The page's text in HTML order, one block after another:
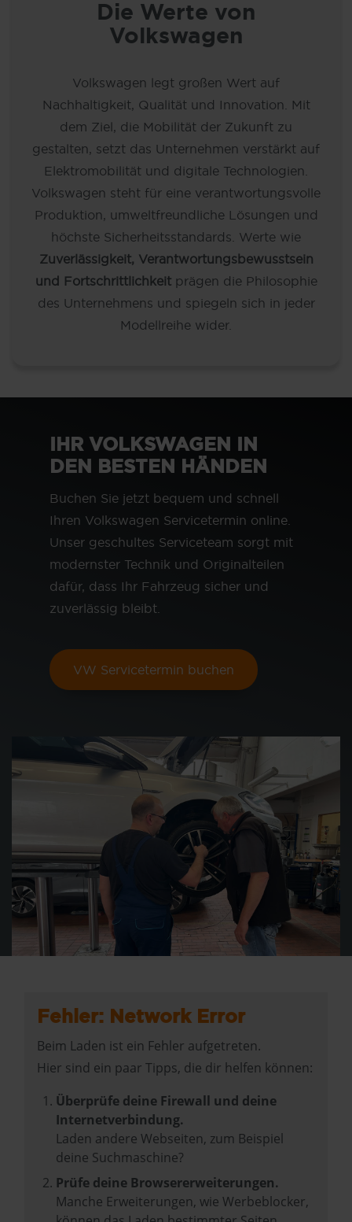
Die Werte von
Volkswagen
Volkswagen legt großen Wert auf
Nachhaltigkeit, Qualität und Innovation. Mit
dem Ziel, die Mobilität der Zukunft zu
gestalten, setzt das Unternehmen verstärkt auf
Elektromobilität und digitale Technologien.
Volkswagen steht für eine verantwortungsvolle
Produktion, umweltfreundliche Lösungen und
höchste Sicherheitsstandards. Werte wie
Zuverlässigkeit, Verantwortungsbewusstsein
und Fortschrittlichkeitprägen die Philosophie
des Unternehmens und spiegeln sich in jeder
Modellreihe wider.
IHR VOLKSWAGEN IN
DEN BESTEN HÄNDEN
Buchen Sie jetzt bequem und schnell
Ihren Volkswagen Servicetermin online.
Unser geschultes Serviceteam sorgt mit
modernster Technik und Originalteilen
dafür, dass Ihr Fahrzeug sicher und
zuverlässig bleibt.
VW Servicetermin buchen
Fehler: Network Error
Beim Laden ist ein Fehler aufgetreten.
Hier sind ein paar Tipps, die dir helfen können:
Überprüfe deine Firewall und deine
Internetverbindung.
Laden andere Webseiten, zum Beispiel
deine Suchmaschine?
Prüfe deine Browsererweiterungen.
Manche Erweiterungen, wie Werbeblocker,